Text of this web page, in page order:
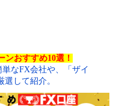
ンおすすめ10選！
なFX会社や、「ザイ
して紹介。